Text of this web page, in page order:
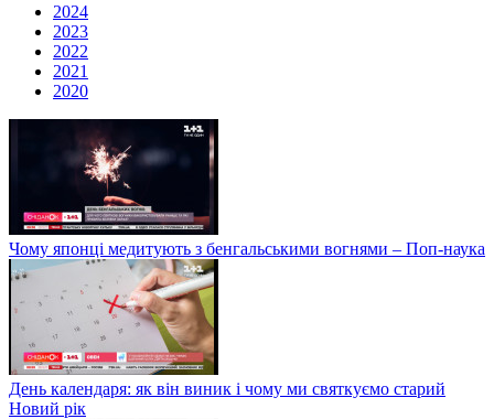
2024
2023
2022
2021
2020
Чому японці медитують з бенгальськими вогнями – Поп-наука
День календаря: як він виник і чому ми святкуємо старий
Новий рік